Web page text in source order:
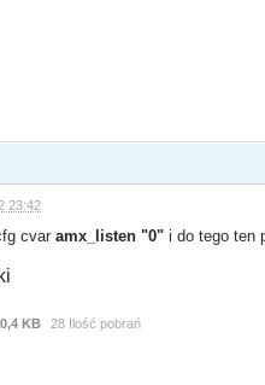
23:42
cvar amx_listen "0" i do tego ten
KB 28 Ilość pobrań